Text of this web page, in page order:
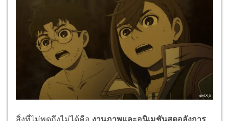
สิ่งที่ไม่พูดถึงไม่ได้คือ งานภาพและอนิเมชันสุดอลังการ